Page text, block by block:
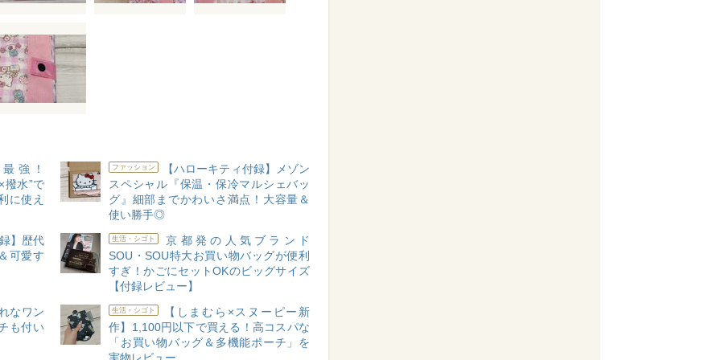
強！
撥水”で
に使え
ファッション
【ハローキティ付録】メゾン
スペシャル『保温・保冷マルシェバッ
グ』細部までかわいさ満点！大容量＆
使い勝手◎
】歴代
可愛す
生活・シゴト
京都発の人気ブランド
SOU・SOU特大お買い物バッグが便利
すぎ！かごにセットOKのビッグサイズ
【付録レビュー】
なワン
も付い
生活・シゴト
【しまむら×スヌーピー新
作】1,100円以下で買える！高コスパな
「お買い物バッグ＆多機能ポーチ」を